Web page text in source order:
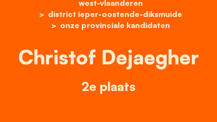
home
west-vlaanderen
district ieper-oostende-diksmuide
onze provinciale kandidaten
christof dejaegher
Christof Dejaegher
2e plaats